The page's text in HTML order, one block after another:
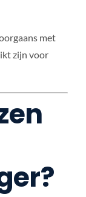
met
zijn voor